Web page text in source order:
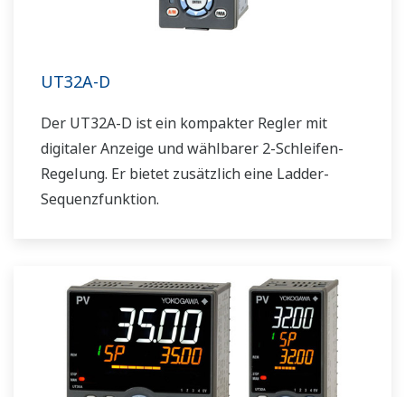
UT32A-D
Der UT32A-D ist ein kompakter Regler mit
digitaler Anzeige und wählbarer 2-Schleifen-
Regelung. Er bietet zusätzlich eine Ladder-
Sequenzfunktion.